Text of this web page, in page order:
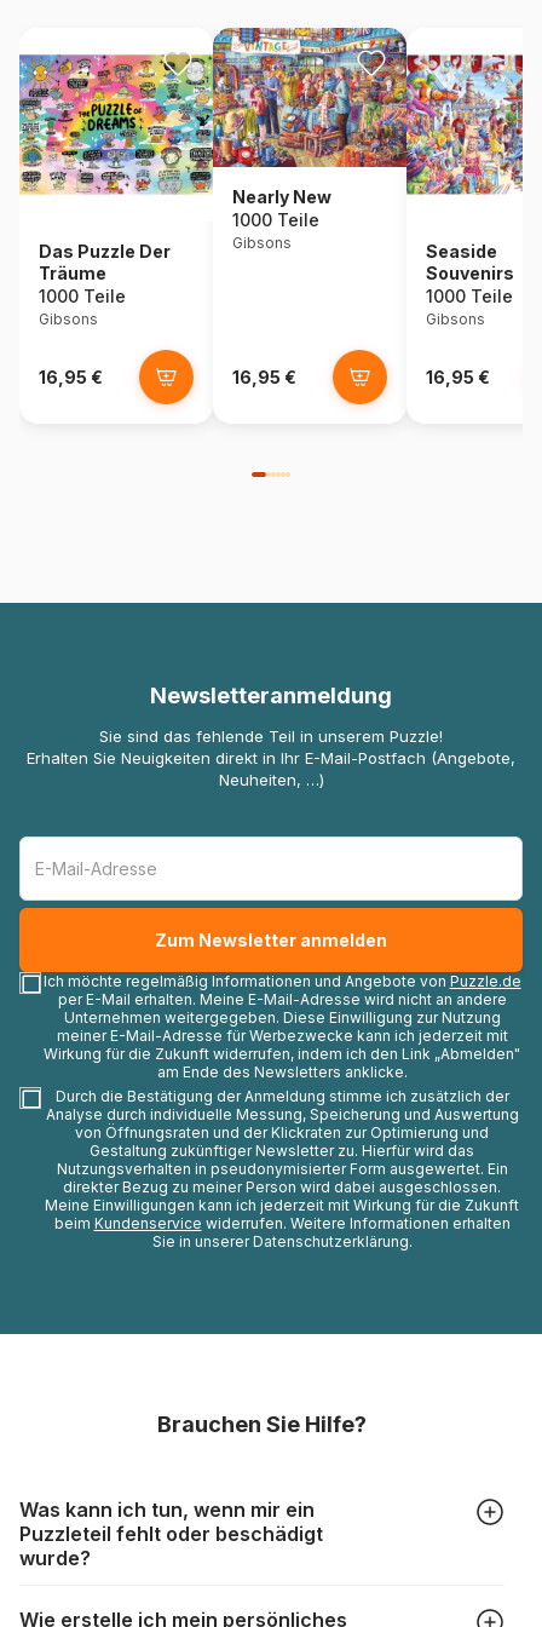
Das Puzzle Der
Träume
1000 Teile
Gibsons
16,95 €
Nearly New
1000 Teile
Gibsons
16,95 €
Seaside
Souvenirs
1000 Teile
Gibsons
16,95 €
Newsletteranmeldung
Sie sind das fehlende Teil in unserem Puzzle!
Erhalten Sie Neuigkeiten direkt in Ihr E-Mail-Postfach (Angebote,
Neuheiten, …)
Ich möchte regelmäßig Informationen und Angebote von Puzzle.de
per E-Mail erhalten. Meine E-Mail-Adresse wird nicht an andere
Unternehmen weitergegeben. Diese Einwilligung zur Nutzung
meiner E-Mail-Adresse für Werbezwecke kann ich jederzeit mit
Wirkung für die Zukunft widerrufen, indem ich den Link „Abmelden"
am Ende des Newsletters anklicke.
Durch die Bestätigung der Anmeldung stimme ich zusätzlich der
Analyse durch individuelle Messung, Speicherung und Auswertung
von Öffnungsraten und der Klickraten zur Optimierung und
Gestaltung zukünftiger Newsletter zu. Hierfür wird das
Nutzungsverhalten in pseudonymisierter Form ausgewertet. Ein
direkter Bezug zu meiner Person wird dabei ausgeschlossen.
Meine Einwilligungen kann ich jederzeit mit Wirkung für die Zukunft
beim Kundenservice widerrufen. Weitere Informationen erhalten
Sie in unserer Datenschutzerklärung.
Brauchen Sie Hilfe?
Was kann ich tun, wenn mir ein
Puzzleteil fehlt oder beschädigt
wurde?
Wie erstelle ich mein persönliches